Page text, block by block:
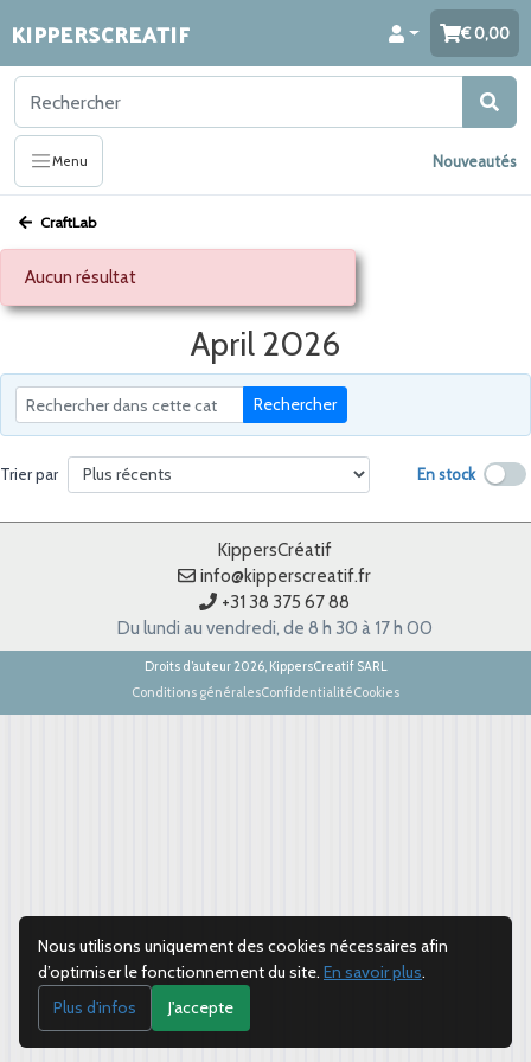
KIPPERSCREATIF 0,00
Menu Nouveautés
CraftLab
Aucun résultat
April 2026
Rechercher
Trier par En stock
KippersCréatif
info@kipperscreatif.fr
+31 38 375 67 88
Du lundi au vendredi, de 8 h 30 à 17 h 00
Droits d’auteur 2026, KippersCreatif SARL
Conditions généralesConfidentialitéCookies
Nous utilisons uniquement des cookies nécessaires afin
d’optimiser le fonctionnement du site. En savoir plus.
Plus d'infos
J'accepte